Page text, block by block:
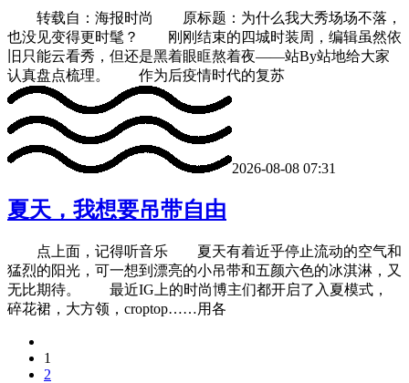
转载自：海报时尚 原标题：为什么我大秀场场不落，
也没见变得更时髦？ 刚刚结束的四城时装周，编辑虽然依
旧只能云看秀，但还是黑着眼眶熬着夜——站By站地给大家
认真盘点梳理。 作为后疫情时代的复苏
2026-08-08 07:31
夏天，我想要吊带自由
点上面，记得听音乐 夏天有着近乎停止流动的空气和
猛烈的阳光，可一想到漂亮的小吊带和五颜六色的冰淇淋，又
无比期待。 最近IG上的时尚博主们都开启了入夏模式，
碎花裙，大方领，croptop……用各
1
2